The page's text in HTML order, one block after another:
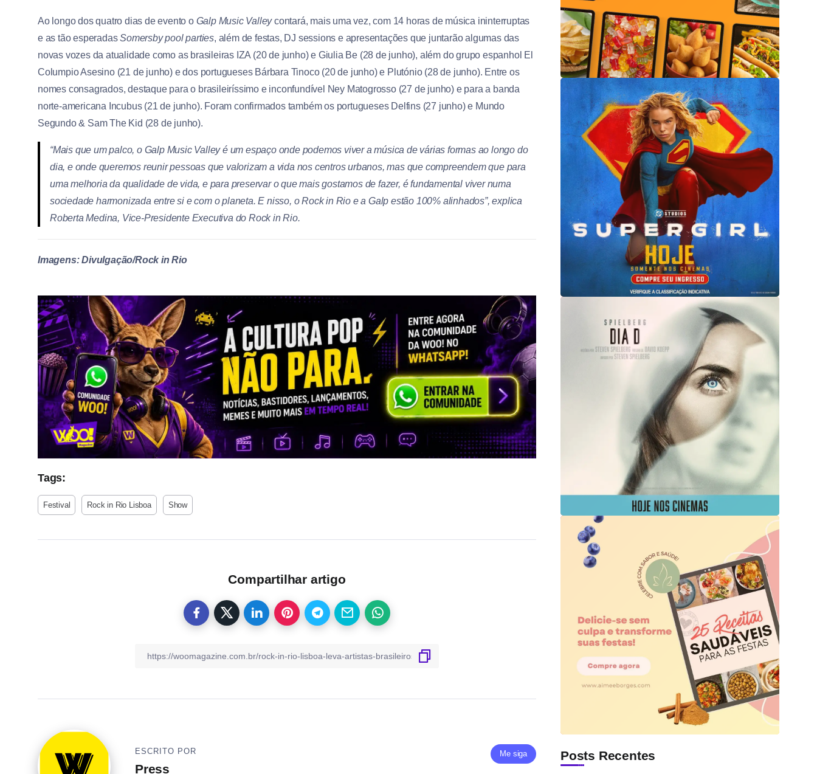
Ao longo dos quatro dias de evento o Galp Music Valleycontará, mais uma vez, com 14 horas de música ininterruptas
e as tão esperadasSomersby pool parties, além de festas, DJ sessions e apresentações que juntarão algumas das
novas vozes da atualidade como as brasileiras IZA (20 de junho) e Giulia Be (28 de junho), além do grupo espanhol El
Columpio Asesino (21 de junho) e dos portugueses Bárbara Tinoco (20 de junho) e Plutónio (28 de junho). Entre os
nomes consagrados, destaque para o brasileiríssimo e inconfundível Ney Matogrosso (27 de junho) e para a banda
norte-americana Incubus (21 de junho). Foram confirmados também os portugueses Delfins (27 junho) e Mundo
Segundo & Sam The Kid (28 de junho).
“Mais que um palco, o Galp Music Valley é um espaço onde podemos viver a música de várias formas ao longo do
dia, e onde queremos reunir pessoas que valorizam a vida nos centros urbanos, mas que compreendem que para
uma melhoria da qualidade de vida, e para preservar o que mais gostamos de fazer, é fundamental viver numa
sociedade harmonizada entre si e com o planeta. E nisso, o Rock in Rio e a Galp estão 100% alinhados”, explica
Roberta Medina, Vice-Presidente Executiva do Rock in Rio.
Imagens: Divulgação/Rock in Rio
Tags:
Festival Rock in Rio Lisboa Show
Compartilhar artigo
Me siga
ESCRITO POR
Press
Posts Recentes